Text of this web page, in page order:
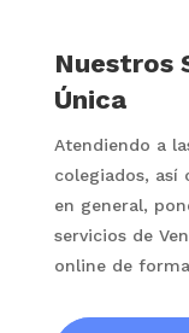
Nuestros
Única
Atendiendo a
colegiados, así
en general,
servicios de
online de